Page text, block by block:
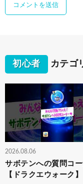
初心者 カテゴ
2026.08.06
サボテンへの質問コー
【ドラクエウォーク】